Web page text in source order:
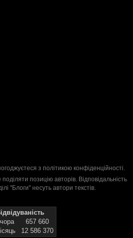
з політикою конфіденційності.
позицію авторів. Відповідальність
"Блоги" несуть автори текстів.
657 660
12 586 370